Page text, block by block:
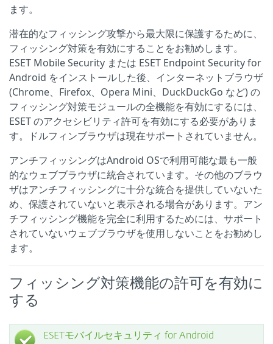
ます。
潜在的なフィッシング攻撃から最大限に保護するために、
フィッシング対策を有効にすることをお勧めします。
ESET Mobile Security または ESET Endpoint Security for
Android をインストールした後、インターネットブラウザ
(Chrome、Firefox、Opera Mini、DuckDuckGo など) の
フィッシング対策モジュールの全機能を有効にするには、
ESET のアクセシビリティ許可を有効にする必要がありま
す。ドルフィンブラウザは現在サポートされていません。
アンチフィッシングはAndroid OSで利用可能な最も一般
的なウェブブラウザに統合されています。その他のブラウ
ザはアンチフィッシングに十分な統合を提供していないた
め、保護されていないと表示される場合があります。アン
チフィッシング機能を完全に利用するためには、サポート
されていないウェブブラウザを使用しないことをお勧めし
ます。
フィッシング対策機能の許可を有効に
する
ESETモバイルセキュリティ for Android